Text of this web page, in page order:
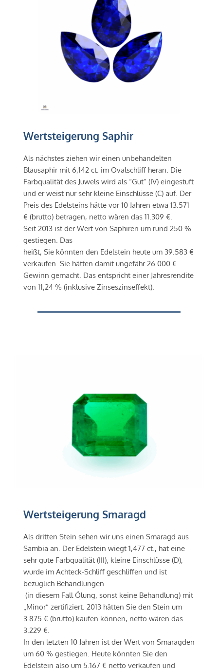
Wertsteigerung Saphir
Als nächstes ziehen wir einen unbehandelten
Blausaphir mit 6,142 ct. im Ovalschliff heran. Die
Farbqualität des Juwels wird als “Gut” (IV) eingestuft
und er weist nur sehr kleine Einschlüsse (C) auf. Der
Preis des Edelsteins hätte vor 10 Jahren etwa 13.571
€ (brutto) betragen, netto wären das 11.309 €.
Seit 2013 ist der Wert von Saphiren um rund 250 %
gestiegen. Das
heißt, Sie könnten den Edelstein heute um 39.583 €
verkaufen. Sie hätten damit ungefähr 26.000 €
Gewinn gemacht. Das entspricht einer Jahresrendite
von 11,24 % (inklusive Zinseszinseffekt).
Wertsteigerung Smaragd
Als dritten Stein sehen wir uns einen Smaragd aus
Sambia an. Der Edelstein wiegt 1,477 ct., hat eine
sehr gute Farbqualität (III), kleine Einschlüsse (D),
wurde im Achteck-Schliff geschliffen und ist
bezüglich Behandlungen
„Minor“ zertifiziert. 2013 hätten Sie den Stein um
3.875 € (brutto) kaufen können, netto wären das
3.229 €.
In den letzten 10 Jahren ist der Wert von Smaragden
um 60 % gestiegen. Heute könnten Sie den
Edelstein also um 5.167 € netto verkaufen und